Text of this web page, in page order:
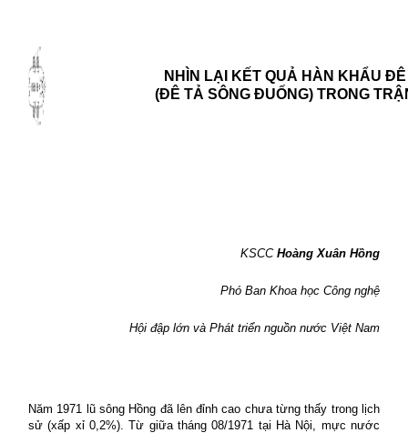
NHÌN LẠI KẾT QUẢ HÀN KHẨU
(ĐÊ TẢ SÔNG ĐUỐNG) TRONG
KSCCHoàng Xuân Hồng
Phó Ban Khoa học Công nghệ
Hội đập lớn và Phát triển nguồn nước Việt Nam
Năm 1971 lũ sông Hồng đã lên đỉnh cao chưa từng thấy trong lịch
sử (xấp xỉ 0,2%). Từ giữa tháng 08/1971 tại Hà Nội, mực nước